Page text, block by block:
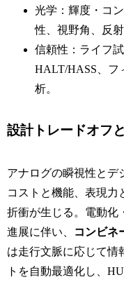
光学：輝度・コ
性、視野角、反射
信頼性：ライフ試
HALT/HASS、フ
析。
設計トレードオフ
アナログの瞬視性とデ
コストと機能、表現力
折衝が生じる。電動化
進展に伴い、
コンビネ
は走行文脈に応じて情
トを自動最適化し、